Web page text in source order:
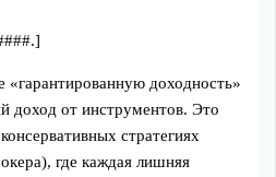
«гарантированную доходность»
доход от инструментов. Это
стратегиях
где каждая лишняя